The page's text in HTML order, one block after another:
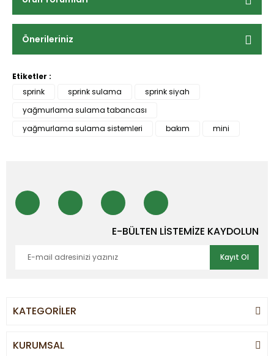
Önerileriniz
Etiketler :
sprink
sprink sulama
sprink siyah
yağmurlama sulama tabancası
yağmurlama sulama sistemleri
bakım mini
E-BÜLTEN LİSTEMİZE KAYDOLUN
Kayıt Ol
KATEGORİLER
KURUMSAL